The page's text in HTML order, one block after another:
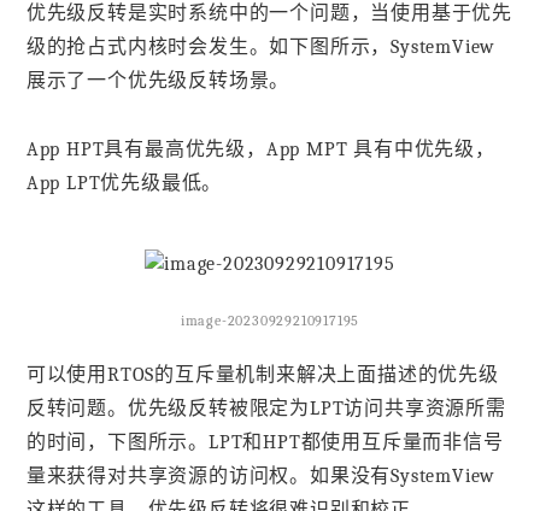
优先级反转是实时系统中的一个问题，当使用基于优先
级的抢占式内核时会发生。如下图所示，SystemView
展示了一个优先级反转场景。
App HPT具有最高优先级，App MPT 具有中优先级，
App LPT优先级最低。
image-20230929210917195
可以使用RTOS的互斥量机制来解决上面描述的优先级
反转问题。优先级反转被限定为LPT访问共享资源所需
的时间，下图所示。LPT和HPT都使用互斥量而非信号
量来获得对共享资源的访问权。如果没有SystemView